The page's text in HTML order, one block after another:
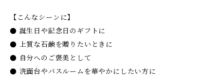
【こんなシーンに】
● 誕生日や記念日のギフトに
● 上質な石鹸を贈りたいときに
● 自分へのご褒美として
● 洗面台やバスルームを華やかにしたい方に